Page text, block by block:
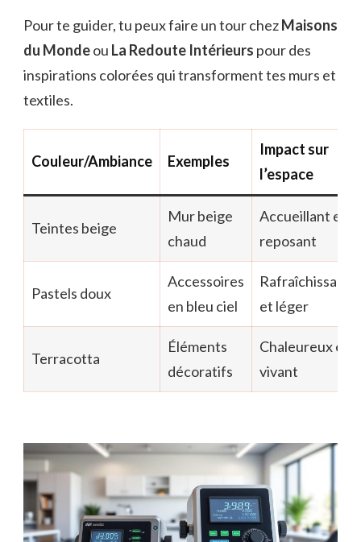
Pour te guider, tu peux faire un tour chezMaisons
du Mondeou La Redoute Intérieurs pour des
inspirations colorées qui transforment tes murs et
textiles.
Couleur/Ambiance Exemples
Impact sur
l’espace
Teintes beige
Mur beige
chaud
Accueillant et
reposant
Pastels doux
Accessoires
en bleu ciel
Rafraîchissant
et léger
Terracotta
Éléments
décoratifs
Chaleureux et
vivant